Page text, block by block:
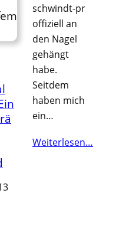
schwindt-pr
offiziell an
den Nagel
gehängt
habe.
Seitdem
haben mich
ein…
Weiterlesen…